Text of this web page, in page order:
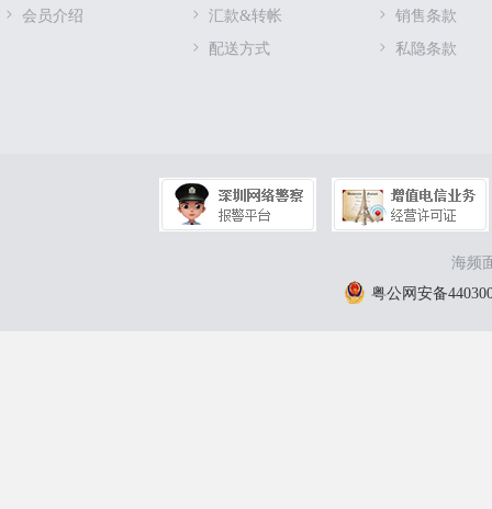
会员介绍
汇款&转帐
配送方式
销售条款
私隐条款
海频
粤公网安备